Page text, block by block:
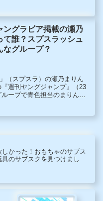
ングラビア掲載の瀬乃
て誰？スプスラッシュ
なグループ？
（スプスラ）の瀬乃まりん
『週刊ヤングジャンプ』（23
ープで青色担当のまりんさ
こんな動画を見たら写真集
しかった！おもちゃのサブス
具のサブスクを見つけまし